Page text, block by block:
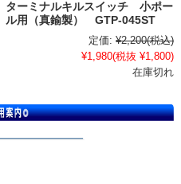
ターミナルキルスイッチ 小ポー
ル用（真鍮製） GTP-045ST
定価: ¥2,200(税込)
¥1,980(税抜 ¥1,800)
在庫切れ